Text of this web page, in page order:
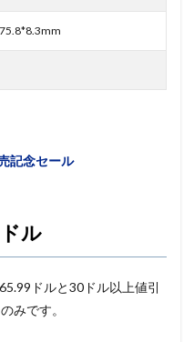
記念セール
ル
ドルと30ドル以上値引
みです。